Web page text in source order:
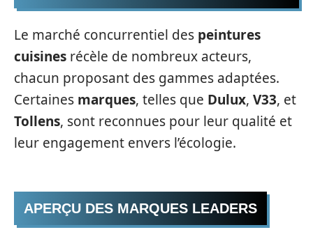
Le marché concurrentiel des peintures
cuisines récèle de nombreux acteurs,
chacun proposant des gammes adaptées.
Certaines marques, telles que Dulux, V33, et
Tollens, sont reconnues pour leur qualité et
leur engagement envers l’écologie.
APERÇU DES MARQUES LEADERS